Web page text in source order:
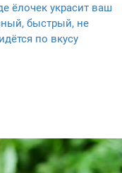
ёлочек украсит ваш
быстрый, не
по вкусу